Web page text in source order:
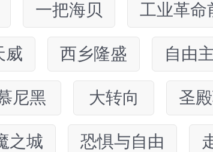
一把海贝 工业革命
威 西乡隆盛 自由
尼黑 大转向 圣
之城 恐惧与自由